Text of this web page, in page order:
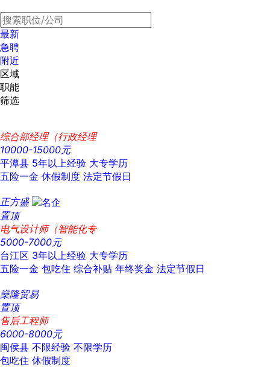
最新
急聘
附近
区域
职能
筛选
综合部经理（行政经理
10000-15000元
平潭县 5年以上经验 大专学历
五险一金 休假制度 法定节假日
正方盛
置顶
电气设计师（智能化专
5000-7000元
台江区 3年以上经验 大专学历
五险一金 包吃住 综合补贴 年终奖金 法定节假日
燊隆贸易
置顶
售后工程师
6000-8000元
闽侯县 不限经验 不限学历
包吃住 休假制度